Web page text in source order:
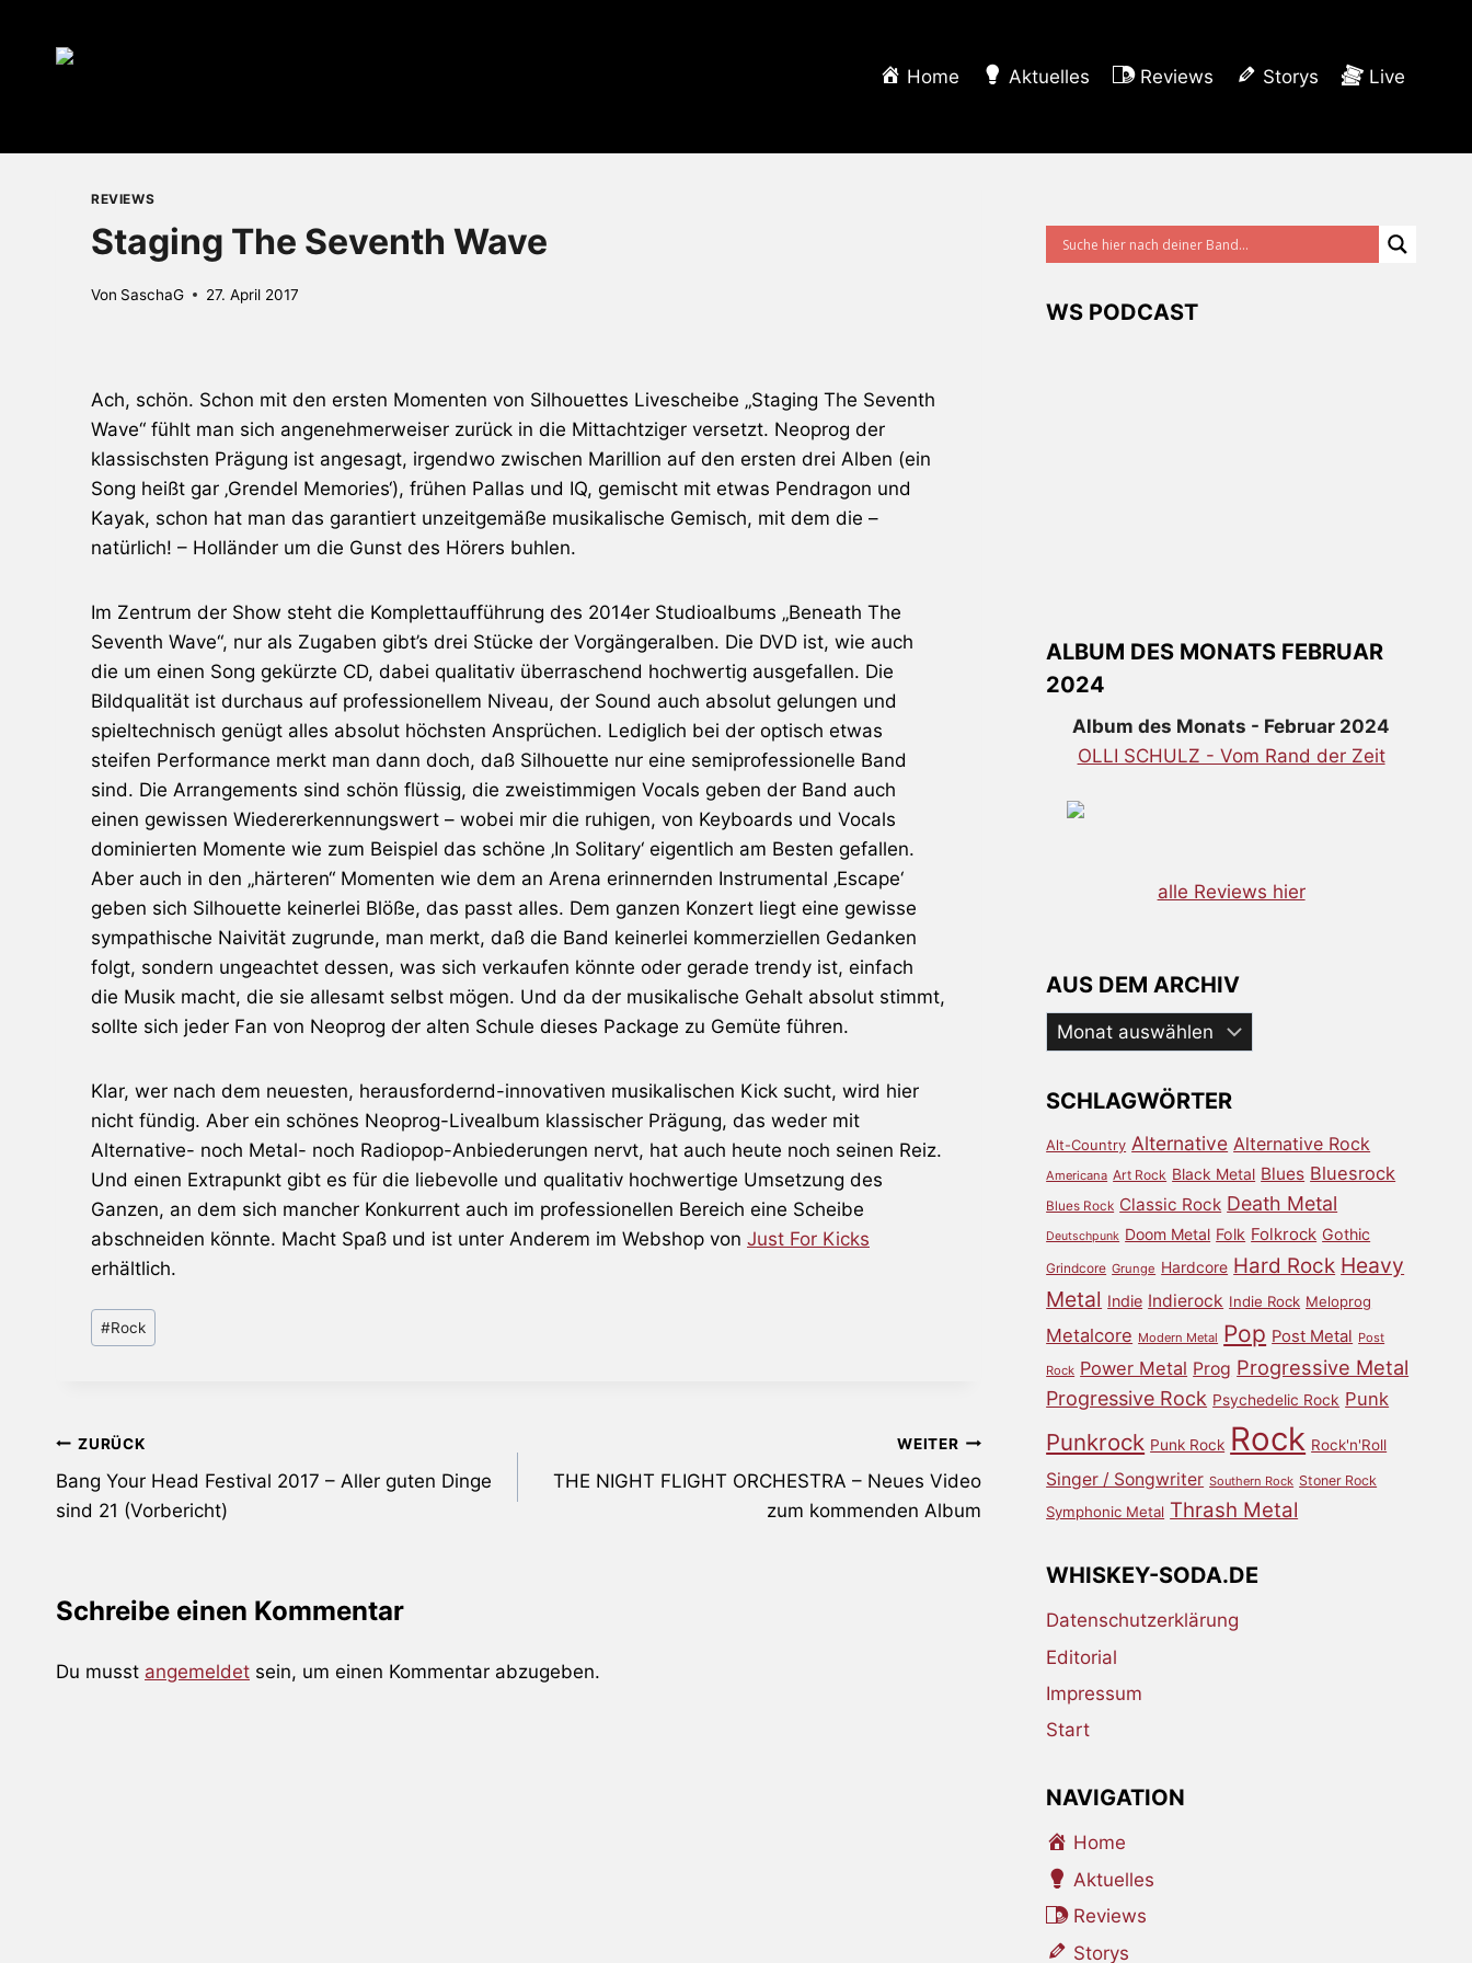
Home Aktuelles Reviews Storys Live
REVIEWS
Staging The Seventh Wave
Von SaschaG 27. April 2017
Ach, schön. Schon mit den ersten Momenten von Silhouettes Livescheibe „Staging The Seventh
Wave“ fühlt man sich angenehmerweiser zurück in die Mittachtziger versetzt. Neoprog der
klassischsten Prägung ist angesagt, irgendwo zwischen Marillion auf den ersten drei Alben (ein
Song heißt gar ‚Grendel Memories‘), frühen Pallas und IQ, gemischt mit etwas Pendragon und
Kayak, schon hat man das garantiert unzeitgemäße musikalische Gemisch, mit dem die –
natürlich! – Holländer um die Gunst des Hörers buhlen.
Im Zentrum der Show steht die Komplettaufführung des 2014er Studioalbums „Beneath The
Seventh Wave“, nur als Zugaben gibt’s drei Stücke der Vorgängeralben. Die DVD ist, wie auch
die um einen Song gekürzte CD, dabei qualitativ überraschend hochwertig ausgefallen. Die
Bildqualität ist durchaus auf professionellem Niveau, der Sound auch absolut gelungen und
spieltechnisch genügt alles absolut höchsten Ansprüchen. Lediglich bei der optisch etwas
steifen Performance merkt man dann doch, daß Silhouette nur eine semiprofessionelle Band
sind. Die Arrangements sind schön flüssig, die zweistimmigen Vocals geben der Band auch
einen gewissen Wiedererkennungswert – wobei mir die ruhigen, von Keyboards und Vocals
dominierten Momente wie zum Beispiel das schöne ‚In Solitary‘ eigentlich am Besten gefallen.
Aber auch in den „härteren“ Momenten wie dem an Arena erinnernden Instrumental ‚Escape‘
geben sich Silhouette keinerlei Blöße, das passt alles. Dem ganzen Konzert liegt eine gewisse
sympathische Naivität zugrunde, man merkt, daß die Band keinerlei kommerziellen Gedanken
folgt, sondern ungeachtet dessen, was sich verkaufen könnte oder gerade trendy ist, einfach
die Musik macht, die sie allesamt selbst mögen. Und da der musikalische Gehalt absolut stimmt,
sollte sich jeder Fan von Neoprog der alten Schule dieses Package zu Gemüte führen.
Klar, wer nach dem neuesten, herausfordernd-innovativen musikalischen Kick sucht, wird hier
nicht fündig. Aber ein schönes Neoprog-Livealbum klassischer Prägung, das weder mit
Alternative- noch Metal- noch Radiopop-Anbiederungen nervt, hat auch heute noch seinen Reiz.
Und einen Extrapunkt gibt es für die liebevolle und qualitativ hochwertige Umsetzung des
Ganzen, an dem sich mancher Konkurrent auch im professionellen Bereich eine Scheibe
abschneiden könnte. Macht Spaß und ist unter Anderem im Webshop von Just For Kicks
erhältlich.
Schlagworte:
#Rock
Beitragsnavigation
ZURÜCK
Bang Your Head Festival 2017 – Aller guten Dinge
sind 21 (Vorbericht)
WEITER
THE NIGHT FLIGHT ORCHESTRA – Neues Video
zum kommenden Album
Schreibe einen Kommentar
Du musst angemeldet sein, um einen Kommentar abzugeben.
WS PODCAST
ALBUM DES MONATS FEBRUAR
2024
Album des Monats - Februar 2024
OLLI SCHULZ - Vom Rand der Zeit
alle Reviews hier
AUS DEM ARCHIV
Aus
dem
SCHLAGWÖRTER
Alt-Country Alternative Alternative Rock
Americana Art Rock Black Metal Blues Bluesrock
Blues Rock Classic Rock Death Metal
Deutschpunk Doom Metal Folk Folkrock Gothic
Grindcore Grunge Hardcore Hard Rock Heavy
Metal Indie Indierock Indie Rock Meloprog
Metalcore Modern Metal Pop Post Metal Post
Rock Power Metal Prog Progressive Metal
Progressive Rock Psychedelic Rock Punk
Punkrock Punk Rock Rock Rock'n'Roll
Singer / Songwriter Southern Rock Stoner Rock
Symphonic Metal Thrash Metal
WHISKEY-SODA.DE
Datenschutzerklärung
Editorial
Impressum
Start
NAVIGATION
Home
Aktuelles
Reviews
Storys